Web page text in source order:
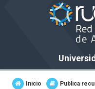
Inicio Publica